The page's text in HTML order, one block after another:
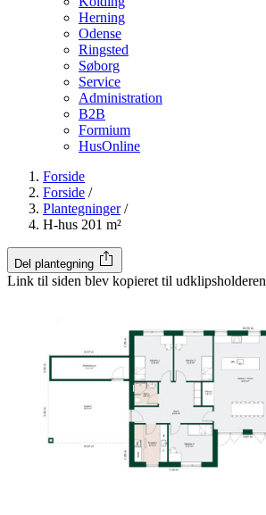
Herning
Odense
Ringsted
Søborg
Service
Administration
B2B
Formium
HusOnline
Forside
Forside /
Plantegninger /
H-hus 201 m²
Del plantegning
Link til siden blev kopieret til udklipsholderen